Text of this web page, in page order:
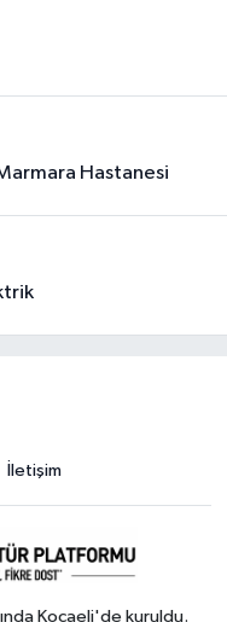
Hastanesi
İletişim
Kocaeli'de kuruldu.